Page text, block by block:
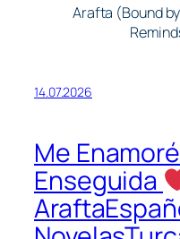
Arafta (Bound
14.07.2026
Me
Enseguida